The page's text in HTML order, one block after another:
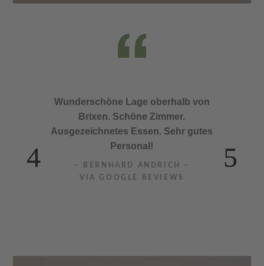
Wunderschöne Lage oberhalb von
Brixen. Schöne Zimmer.
Ausgezeichnetes Essen. Sehr gutes
Personal!
– BERNHARD ANDRICH –
VIA GOOGLE REVIEWS